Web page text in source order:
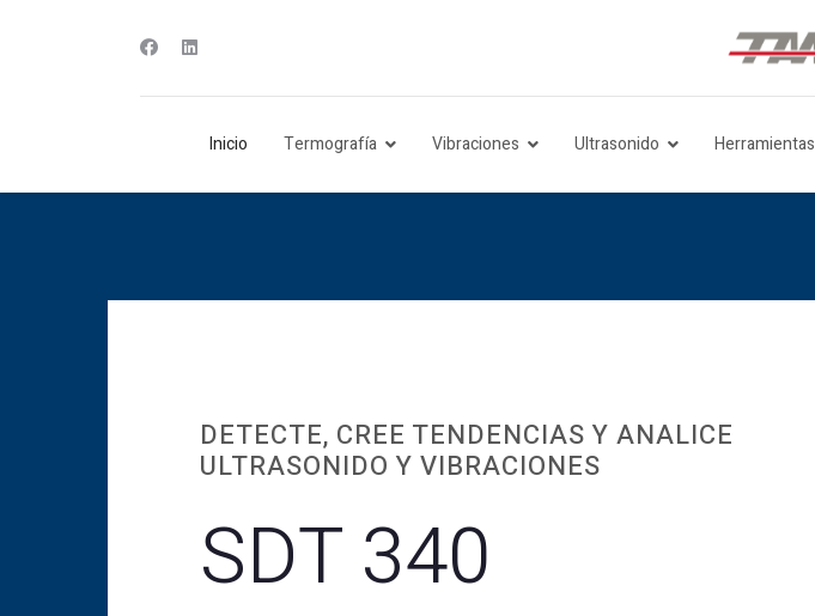
Inicio Termografía Vibraciones Ultrasonido Herramientas
DETECTE, CREE TENDENCIAS Y ANALICE
ULTRASONIDO Y VIBRACIONES
SDT 340